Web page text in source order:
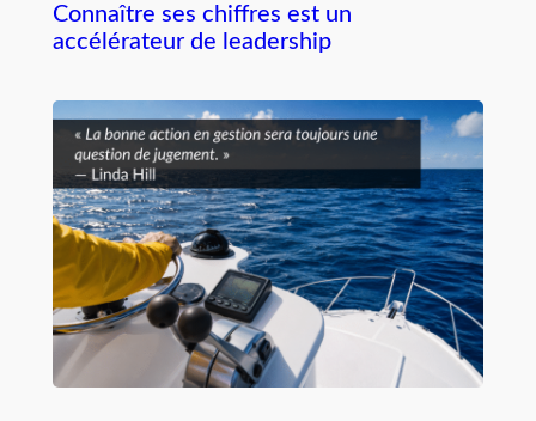
Connaître ses chiffres est un
accélérateur de leadership